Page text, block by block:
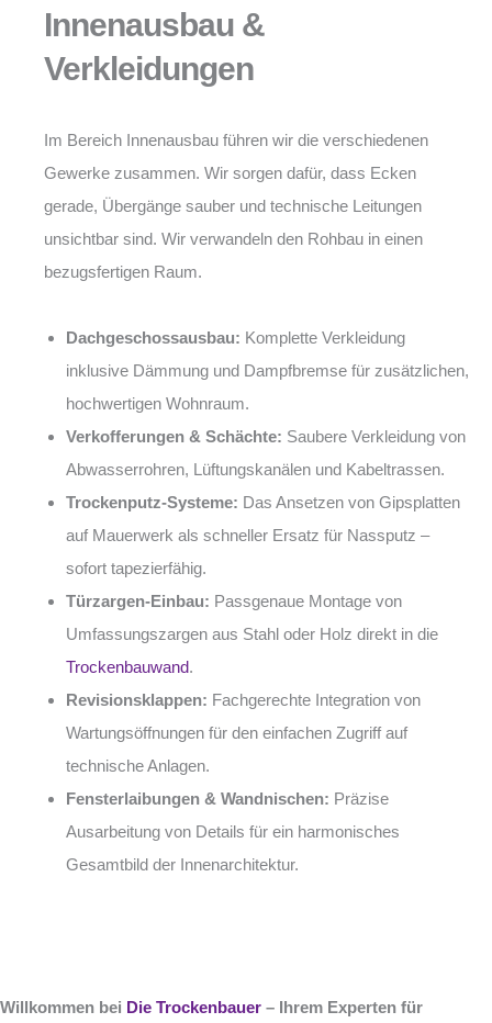
Innenausbau &
Verkleidungen
Im Bereich Innenausbau führen wir die verschiedenen
Gewerke zusammen. Wir sorgen dafür, dass Ecken
gerade, Übergänge sauber und technische Leitungen
unsichtbar sind. Wir verwandeln den Rohbau in einen
bezugsfertigen Raum.
Dachgeschossausbau: Komplette Verkleidung
inklusive Dämmung und Dampfbremse für zusätzlichen,
hochwertigen Wohnraum.
Verkofferungen & Schächte: Saubere Verkleidung von
Abwasserrohren, Lüftungskanälen und Kabeltrassen.
Trockenputz-Systeme: Das Ansetzen von Gipsplatten
auf Mauerwerk als schneller Ersatz für Nassputz –
sofort tapezierfähig.
Türzargen-Einbau: Passgenaue Montage von
Umfassungszargen aus Stahl oder Holz direkt in die
Trockenbauwand.
Revisionsklappen: Fachgerechte Integration von
Wartungsöffnungen für den einfachen Zugriff auf
technische Anlagen.
Fensterlaibungen & Wandnischen: Präzise
Ausarbeitung von Details für ein harmonisches
Gesamtbild der Innenarchitektur.
Willkommen bei Die Trockenbauer – Ihrem Experten für